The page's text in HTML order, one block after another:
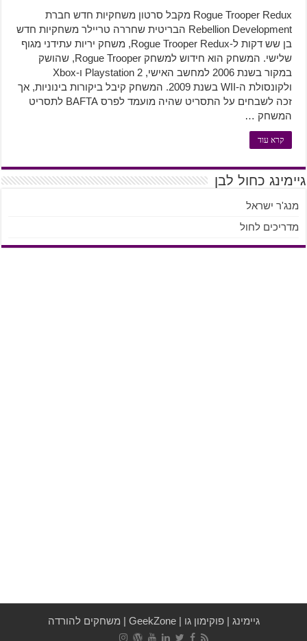
Rogue Trooper Redux מקבל סרטון משחקיות חדש חברת
Rebellion Development הבריטית שחררה טריילר משחקיות חדש
בן שש דקות ל-Rogue Trooper Redux, משחק יריות עתידני מגוף
שלישי. המשחק הוא חידוש למשחק Rogue Trooper, שהושק
במקור בשנת 2006 למחשב האישי, Playstation 2 ו-Xbox
ולקונסולת ה-WII בשנת 2009. המשחק קיבל ביקורות בינוניות, אך
זכה לשבחים על התסריט שהיה מועמד לפרס BAFTA לתסריט
המשחק …
קרא עוד
גיימינג כחול לבן
מנג'ר ישראל
מדריכים לחול
גיימינג |פוקימון גו |
GeekZone
| משחקים להורדה